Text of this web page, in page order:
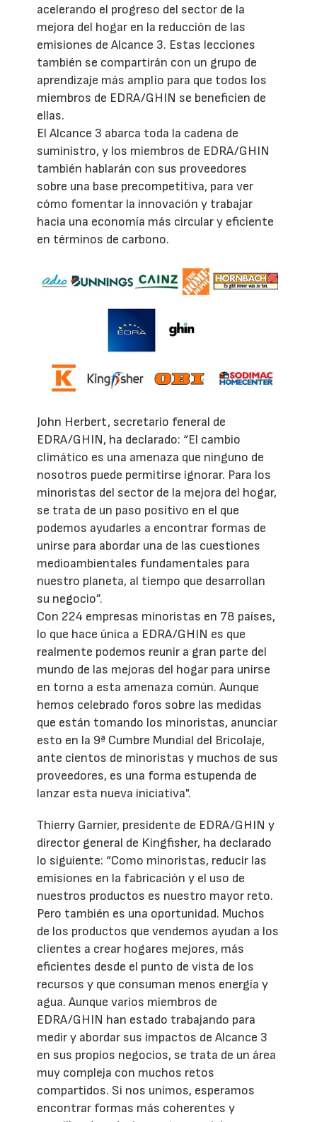
acelerando el progreso del sector de la
mejora del hogar en la reducción de las
emisiones de Alcance 3. Estas lecciones
también se compartirán con un grupo de
aprendizaje más amplio para que todos los
miembros de EDRA/GHIN se beneficien de
ellas.
El Alcance 3 abarca toda la cadena de
suministro, y los miembros de EDRA/GHIN
también hablarán con sus proveedores
sobre una base precompetitiva, para ver
cómo fomentar la innovación y trabajar
hacia una economía más circular y eficiente
en términos de carbono.
John Herbert, secretario feneral de
EDRA/GHIN, ha declarado: “El cambio
climático es una amenaza que ninguno de
nosotros puede permitirse ignorar. Para los
minoristas del sector de la mejora del hogar,
se trata de un paso positivo en el que
podemos ayudarles a encontrar formas de
unirse para abordar una de las cuestiones
medioambientales fundamentales para
nuestro planeta, al tiempo que desarrollan
su negocio”.
Con 224 empresas minoristas en 78 países,
lo que hace única a EDRA/GHIN es que
realmente podemos reunir a gran parte del
mundo de las mejoras del hogar para unirse
en torno a esta amenaza común. Aunque
hemos celebrado foros sobre las medidas
que están tomando los minoristas, anunciar
esto en la 9ª Cumbre Mundial del Bricolaje,
ante cientos de minoristas y muchos de sus
proveedores, es una forma estupenda de
lanzar esta nueva iniciativa".
Thierry Garnier, presidente de EDRA/GHIN y
director general de Kingfisher, ha declarado
lo siguiente: “Como minoristas, reducir las
emisiones en la fabricación y el uso de
nuestros productos es nuestro mayor reto.
Pero también es una oportunidad. Muchos
de los productos que vendemos ayudan a los
clientes a crear hogares mejores, más
eficientes desde el punto de vista de los
recursos y que consuman menos energía y
agua. Aunque varios miembros de
EDRA/GHIN han estado trabajando para
medir y abordar sus impactos de Alcance 3
en sus propios negocios, se trata de un área
muy compleja con muchos retos
compartidos. Si nos unimos, esperamos
encontrar formas más coherentes y